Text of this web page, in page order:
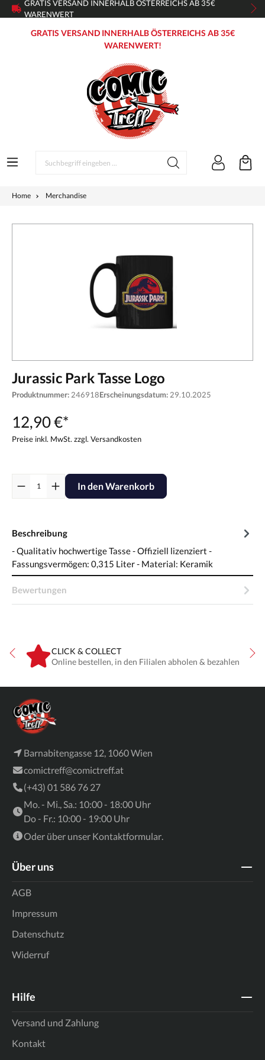
GRATIS VERSAND INNERHALB ÖSTERREICHS AB 35€
WARENWERT
GRATIS VERSAND INNERHALB ÖSTERREICHS AB 35€
WARENWERT!
Home Merchandise
Jurassic Park Tasse Logo
Produktnummer: 246918Erscheinungsdatum: 29.10.2025
12,90 €*
Preise inkl. MwSt. zzgl. Versandkosten
In den Warenkorb
Beschreibung
- Qualitativ hochwertige Tasse - Offiziell lizenziert -
Fassungsvermögen: 0,315 Liter - Material: Keramik
Bewertungen
CLICK & COLLECT
Online bestellen, in den Filialen abholen & bezahlen
Barnabitengasse 12, 1060 Wien
comictreff@comictreff.at
(+43) 01 586 76 27
Mo. - Mi., Sa.: 10:00 - 18:00 Uhr
Do - Fr.: 10:00 - 19:00 Uhr
Oder über unser Kontaktformular
Über uns
AGB
Impressum
Datenschutz
Widerruf
Hilfe
Versand und Zahlung
Kontakt